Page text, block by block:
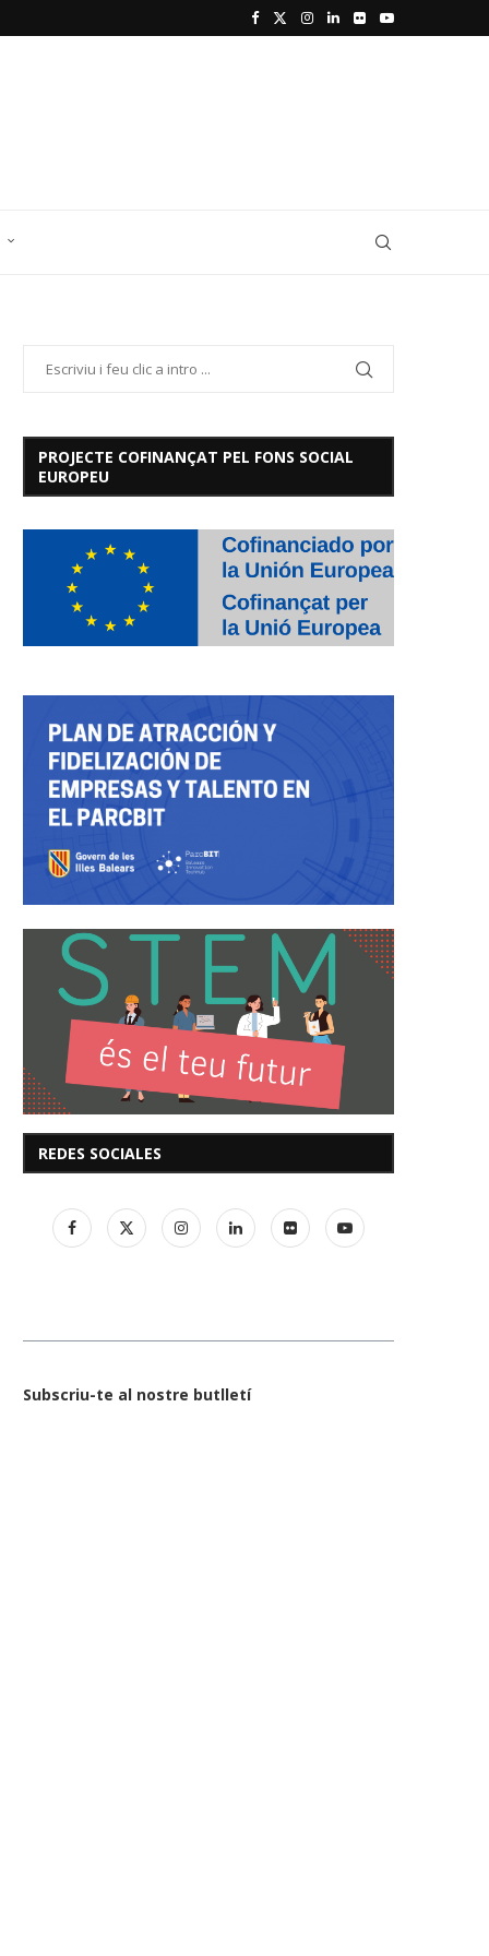
PROJECTE COFINANÇAT PEL FONS SOCIAL
EUROPEU
REDES SOCIALES
Subscriu-te al nostre butlletí